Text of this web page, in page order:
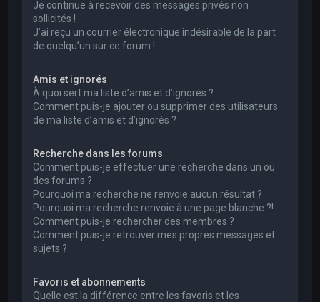
Je continue à recevoir des messages privés non
sollicités !
J’ai reçu un courrier électronique indésirable de la part
de quelqu’un sur ce forum !
Amis et ignorés
À quoi sert ma liste d’amis et d’ignorés ?
Comment puis-je ajouter ou supprimer des utilisateurs
de ma liste d’amis et d’ignorés ?
Recherche dans les forums
Comment puis-je effectuer une recherche dans un ou
des forums ?
Pourquoi ma recherche ne renvoie aucun résultat ?
Pourquoi ma recherche renvoie à une page blanche ?!
Comment puis-je rechercher des membres ?
Comment puis-je retrouver mes propres messages et
sujets ?
Favoris et abonnements
Quelle est la différence entre les favoris et les